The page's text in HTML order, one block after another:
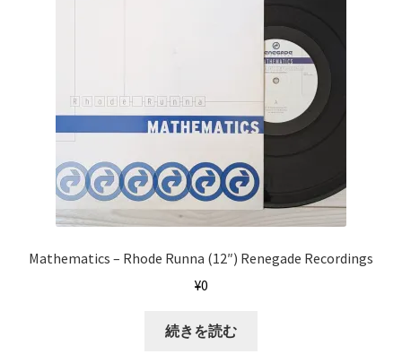
Mathematics ‎– Rhode Runna (12″) Renegade Recordings
¥0
続きを読む